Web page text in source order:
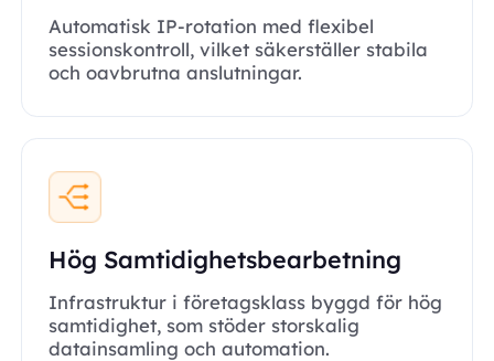
Automatisk IP-rotation med flexibel
sessionskontroll, vilket säkerställer stabila
och oavbrutna anslutningar.
Hög Samtidighetsbearbetning
Infrastruktur i företagsklass byggd för hög
samtidighet, som stöder storskalig
datainsamling och automation.